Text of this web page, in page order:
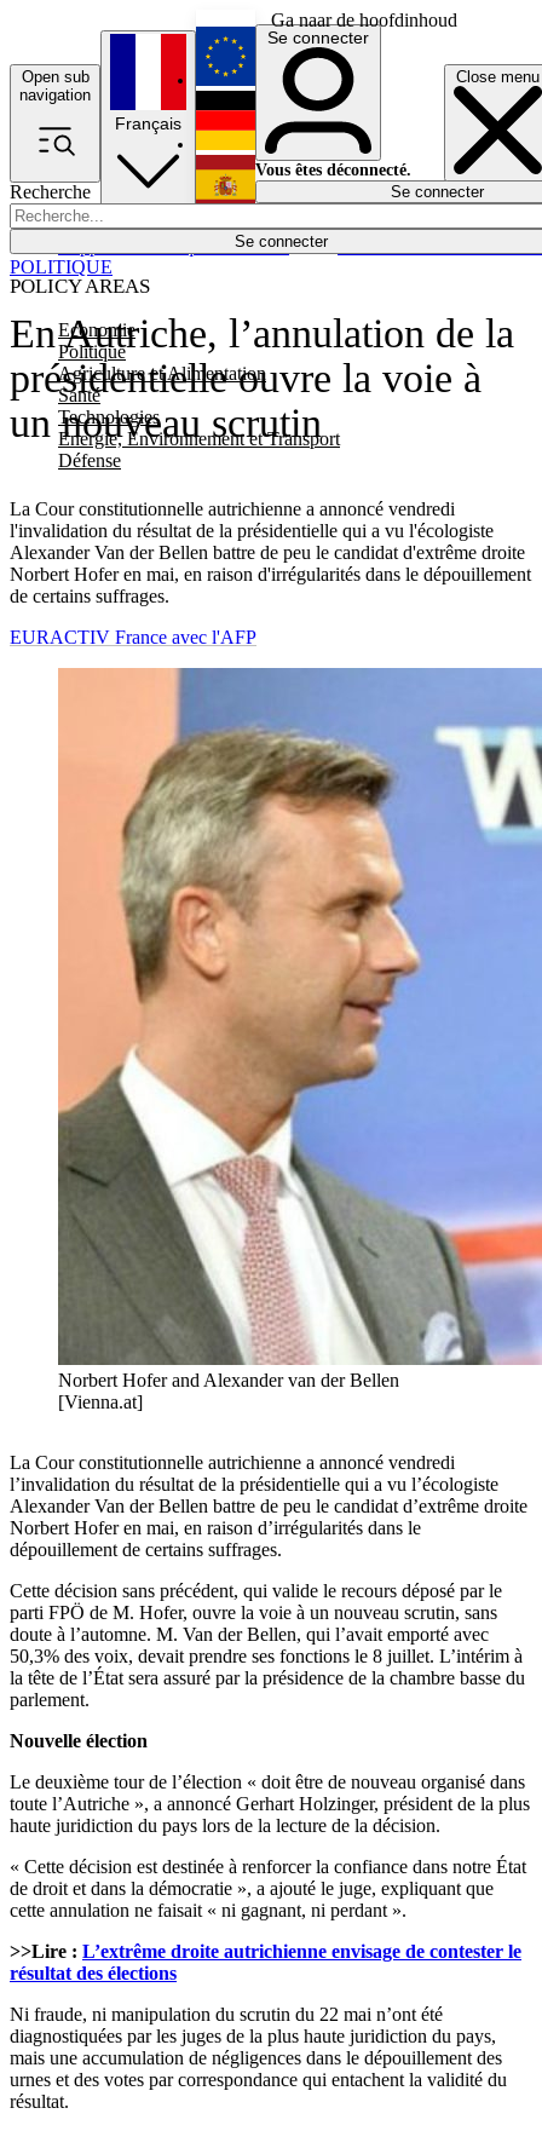
Ga naar de hoofdinhoud
Open sub
navigation
Close menu
Recherche
Se connecter
POLICY AREAS
Economie
Politique
Agriculture et Alimentation
Santé
Technologies
Energie, Environnement et Transport
Défense
Économie
Français
English
Deutsch
Español
Se connecter
Vous êtes déconnecté.
Se connecter
En Autriche, l’annulation de la
présidentielle ouvre la voie à
un nouveau scrutin
La Cour constitutionnelle autrichienne a annoncé vendredi
l'invalidation du résultat de la présidentielle qui a vu l'écologiste
Alexander Van der Bellen battre de peu le candidat d'extrême droite
Norbert Hofer en mai, en raison d'irrégularités dans le dépouillement
de certains suffrages.
POLITIQUE
EURACTIV France avec l'AFP
Norbert Hofer and Alexander van der Bellen
[Vienna.at]
La Cour constitutionnelle autrichienne a annoncé vendredi
l’invalidation du résultat de la présidentielle qui a vu l’écologiste
Alexander Van der Bellen battre de peu le candidat d’extrême droite
Norbert Hofer en mai, en raison d’irrégularités dans le
dépouillement de certains suffrages.
Cette décision sans précédent, qui valide le recours déposé par le
parti FPÖ de M. Hofer, ouvre la voie à un nouveau scrutin, sans
doute à l’automne. M. Van der Bellen, qui l’avait emporté avec
50,3% des voix, devait prendre ses fonctions le 8 juillet. L’intérim à
la tête de l’État sera assuré par la présidence de la chambre basse du
parlement.
Nouvelle élection
Le deuxième tour de l’élection « doit être de nouveau organisé dans
toute l’Autriche », a annoncé Gerhart Holzinger, président de la plus
haute juridiction du pays lors de la lecture de la décision.
« Cette décision est destinée à renforcer la confiance dans notre État
de droit et dans la démocratie », a ajouté le juge, expliquant que
cette annulation ne faisait « ni gagnant, ni perdant ».
>>Lire : L’extrême droite autrichienne envisage de contester le
résultat des élections
Ni fraude, ni manipulation du scrutin du 22 mai n’ont été
diagnostiquées par les juges de la plus haute juridiction du pays,
mais une accumulation de négligences dans le dépouillement des
urnes et des votes par correspondance qui entachent la validité du
résultat.